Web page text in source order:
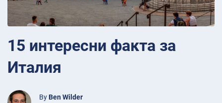
15 интересни факта за
Италия
By Ben Wilder